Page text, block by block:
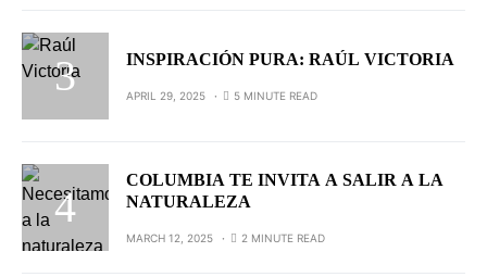
INSPIRACIÓN PURA: RAÚL VICTORIA
APRIL 29, 2025 5 MINUTE READ
COLUMBIA TE INVITA A SALIR A LA
NATURALEZA
MARCH 12, 2025 2 MINUTE READ